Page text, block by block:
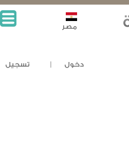
دخول تسجيل
مصر